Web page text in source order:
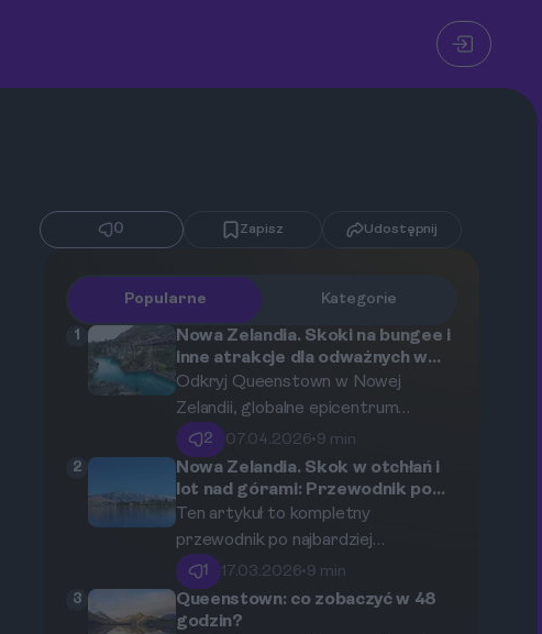
0 Zapisz Udostępnij
Popularne Kategorie
1
Nowa Zelandia. Skoki na bungee i
inne atrakcje dla odważnych w
Queenstown.
Odkryj Queenstown w Nowej
Zelandii, globalne epicentrum
adrenaliny. W tym kompleksowym
przewodniku znajdziesz wszystko,
co musisz wiedzieć o skokach na
bungee, gigantycznych huśtawkach,
zjazdach na linie i innych
ekstremalnych atrakcjach, które
sprawią, że Twoje serce zabije
szybciej.
2 07.04.2026•9 min
2
Nowa Zelandia. Skok w otchłań i
lot nad górami: Przewodnik po
najbardziej ekstremalnych
atrakcjach Queenstown.
Ten artykuł to kompletny
przewodnik po najbardziej
ekscytujących i podnoszących
adrenalinę atrakcjach w
Queenstown, światowej stolicy
1 17.03.2026•9 min
3
Queenstown: co zobaczyć w 48
godzin?